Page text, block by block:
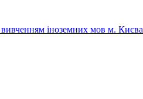
іноземних мов м. Києва